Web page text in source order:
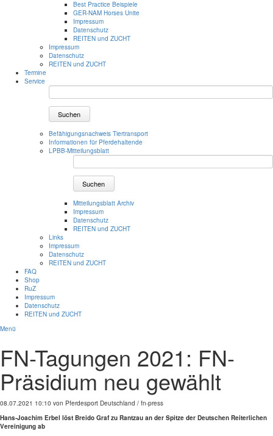
Best Practice Beispiele
GER-NAM Horses Unite
Impressum
Datenschutz
REITEN und ZUCHT
Impressum
Datenschutz
REITEN und ZUCHT
Termine
Service
Suchen
Befähigungsnachweis Tiertransport
Informationen für Pferdehaltende
LPBB-Mitteilungsblatt
Suchen
Mitteilungsblatt Archiv
Impressum
Datenschutz
REITEN und ZUCHT
Links
Impressum
Datenschutz
REITEN und ZUCHT
FAQ
Shop
RuZ
Impressum
Datenschutz
REITEN und ZUCHT
Menü
FN-Tagungen 2021: FN-
Präsidium neu gewählt
08.07.2021 10:10 von Pferdesport Deutschland / fn-press
Hans-Joachim Erbel löst Breido Graf zu Rantzau an der Spitze der Deutschen Reiterlichen
Vereinigung ab